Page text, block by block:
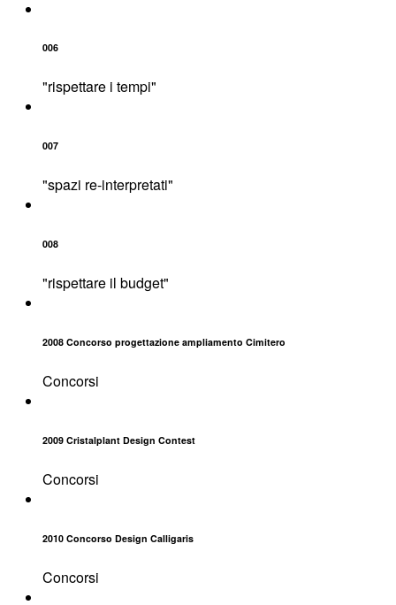
006
"rispettare i tempi"
007
"spazi re-interpretati"
008
"rispettare il budget"
2008 Concorso progettazione ampliamento Cimitero
Concorsi
2009 Cristalplant Design Contest
Concorsi
2010 Concorso Design Calligaris
Concorsi